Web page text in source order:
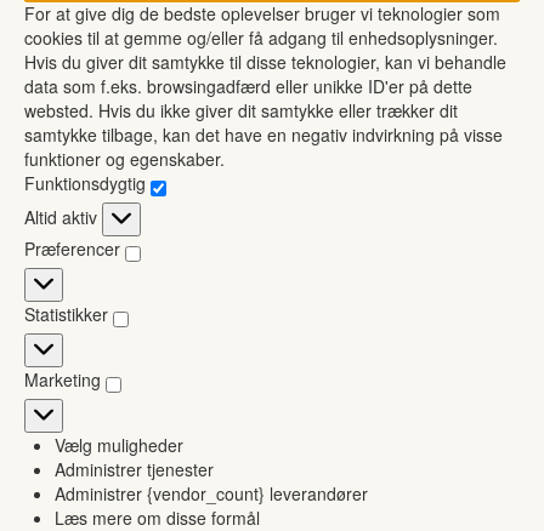
For at give dig de bedste oplevelser bruger vi teknologier som
cookies til at gemme og/eller få adgang til enhedsoplysninger.
Hvis du giver dit samtykke til disse teknologier, kan vi behandle
data som f.eks. browsingadfærd eller unikke ID'er på dette
websted. Hvis du ikke giver dit samtykke eller trækker dit
samtykke tilbage, kan det have en negativ indvirkning på visse
funktioner og egenskaber.
Funktionsdygtig
Funktionsdygtig
Altid aktiv
Præferencer
Præferencer
Statistikker
Statistikker
Marketing
Marketing
Vælg muligheder
Administrer tjenester
Administrer {vendor_count} leverandører
Læs mere om disse formål